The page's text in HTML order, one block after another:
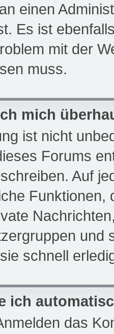
einen
Es ist
mit der
muss.
mich
ist nicht
Forums
Auf
und
schnell
ich
das